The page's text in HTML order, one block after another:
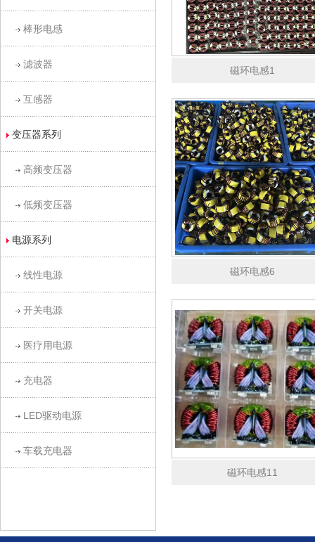
棒形电感
滤波器
互感器
变压器系列
高频变压器
低频变压器
电源系列
线性电源
开关电源
医疗用电源
充电器
LED驱动电源
车载充电器
磁环电感1
磁环电感6
磁环电感11